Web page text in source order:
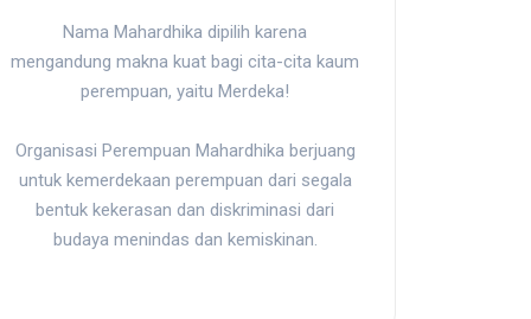
Nama Mahardhika dipilih karena
mengandung makna kuat bagi cita-cita kaum
perempuan, yaitu Merdeka!
Organisasi Perempuan Mahardhika berjuang
untuk kemerdekaan perempuan dari segala
bentuk kekerasan dan diskriminasi dari
budaya menindas dan kemiskinan.